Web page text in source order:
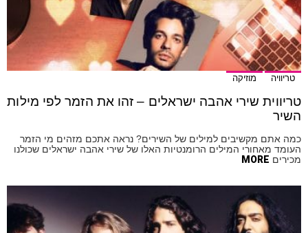
טריוויה מוזיקה
טריווית שירי אהבה ישראלים – זהו את הזמר לפי מילות
השיר
כמה אתם מקשיבים למילים של השירים? נראה אתכם מזהים מי הזמר
העומד מאחורי המילים הרומנטיות האלו של שירי אהבה ישראלים שכולנו
מכירים MORE